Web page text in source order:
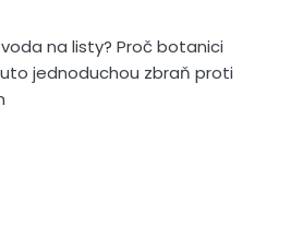
na listy? Proč botanici
jednoduchou zbraň proti